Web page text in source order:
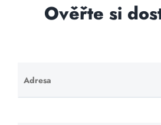
Ověřte si
Adresa
Ponechte
toto pole